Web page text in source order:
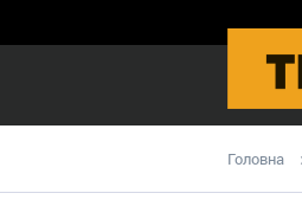
Головна